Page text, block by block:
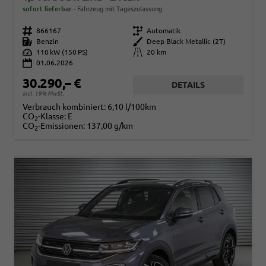
sofort lieferbar Fahrzeug mit Tageszulassung
Fahrzeugnr. 866167 Getriebe Automatik
Kraftstoff
Benzin Außenfarbe
Deep Black Metallic (2T)
Leistung
110 kW (150 PS) Kilometerstand
20 km
01.06.2026
30.290,– €
incl. 19% MwSt.
DETAILS
Verbrauch kombiniert: 6,10 l/100km
CO2-Klasse: E
CO2-Emissionen: 137,00 g/km